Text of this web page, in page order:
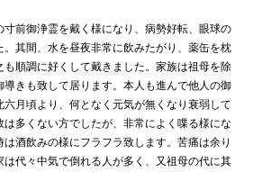
寸前御浄霊を戴く様になり、病勢好転、眼球の
其間、水を昼夜非常に飲みたがり、薬缶を枕
順調に好くして戴きました。家族は祖母を除
きも致して居ります。本人も進んで他人の御
月頃より、何となく元気が無くなり衰弱して
多くない方でしたが、非常によく喋る様にな
酒飲みの様にフラフラ致します。苦痛は余り
代々中気で倒れる人が多く、又祖母の代に其